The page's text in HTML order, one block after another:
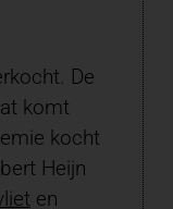
De
komt
kocht
Heijn
en